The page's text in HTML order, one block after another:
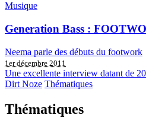
Musique
Generation Bass :
Neema parle des débuts du footwork
1er décembre 2011
Une excellente interview datant de
Dirt Noze Thématiques
Thématiques